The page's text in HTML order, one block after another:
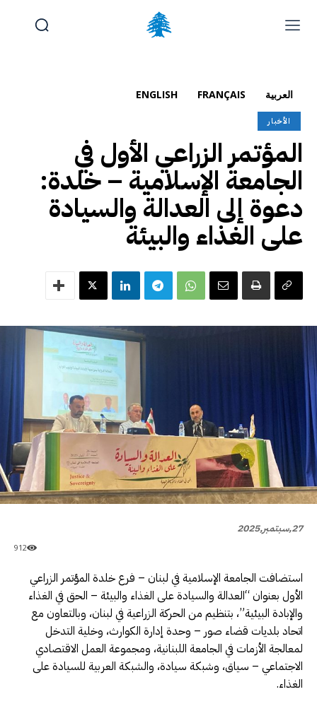
Français
(الفرنسية)
English
(الإنجليزية)
العربية FRANÇAIS
ENGLISH
الأخبار
المؤتمر الزراعي الأول في
الجامعة الإسلامية – خلدة:
دعوة إلى العدالة والسيادة
على الغذاء والبيئة
27,سبتمبر,2025
912
استضافت الجامعة الإسلامية في لبنان – فرع خلدة المؤتمر الزراعي
الأول بعنوان “العدالة والسيادة على الغذاء والبيئة – الحق في الغذاء
والإبادة البيئية”، بتنظيم من الحركة الزراعية في لبنان، وبالتعاون مع
اتحاد بلديات قضاء صور – وحدة إدارة الكوارث، وخلية التدخل
لمعالجة الأزمات في الجامعة اللبنانية، ومجموعة العمل الاقتصادي
الاجتماعي – سياق، وشبكة سيادة، والشبكة العربية للسيادة على
الغذاء.